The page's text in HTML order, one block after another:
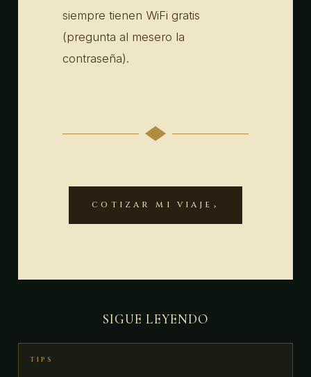
siempre tienen WiFi gratis
(pregunta al mesero la
contraseña).
COTIZAR MI VIAJE
SIGUE LEYENDO
TIPS